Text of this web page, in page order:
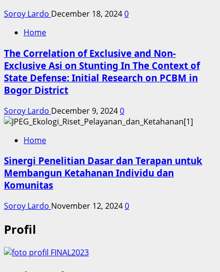
Soroy Lardo December 18, 20240
Home
The Correlation of Exclusive and Non-
Exclusive Asi on Stunting In The Context of
State Defense: Initial Research on PCBM in
Bogor District
Soroy Lardo December 9, 20240
Home
Sinergi Penelitian Dasar dan Terapan untuk
Membangun Ketahanan Individu dan
Komunitas
Soroy Lardo November 12, 20240
Profil